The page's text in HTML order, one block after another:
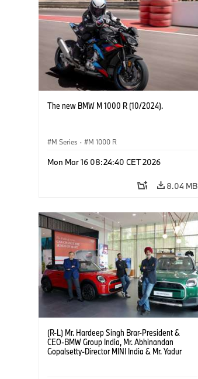
The new BMW M 1000 R (10/2024).
M Series · M 1000 R
Mon Mar 16 08:24:40 CET 2026
8.04 MB
(R-L) Mr. Hardeep Singh Brar-President &
CEO-BMW Group India, Mr. Abhinandan
Gopalsetty-Director MINI India & Mr. Yadur